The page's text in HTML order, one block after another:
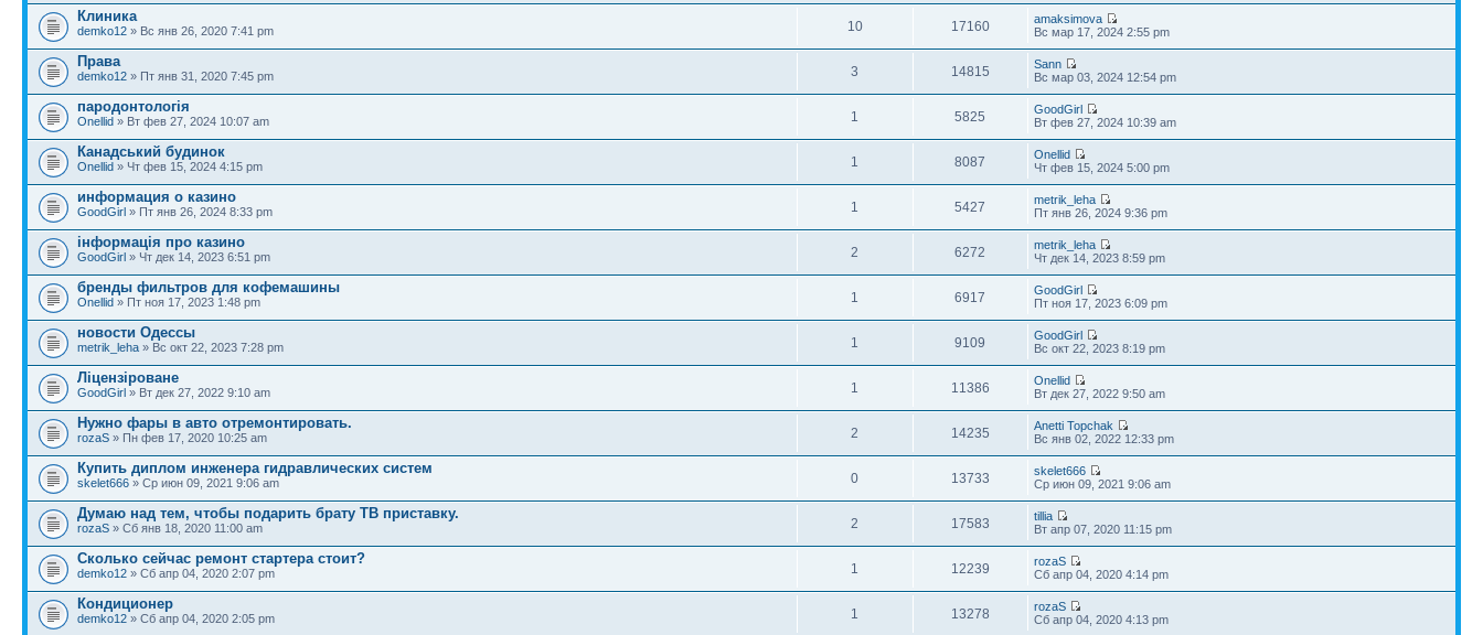
Клиника
demko12 » Вс янв 26, 2020 7:41 pm 10 17160
amaksimova
Вс мар 17, 2024 2:55 pm
Права
demko12 » Пт янв 31, 2020 7:45 pm 3 14815
Sann
Вс мар 03, 2024 12:54 pm
пародонтологія
Onellid » Вт фев 27, 2024 10:07 am 1 5825
GoodGirl
Вт фев 27, 2024 10:39 am
Канадський будинок
Onellid » Чт фев 15, 2024 4:15 pm 1 8087
Onellid
Чт фев 15, 2024 5:00 pm
информация о казино
GoodGirl » Пт янв 26, 2024 8:33 pm 1 5427
metrik_leha
Пт янв 26, 2024 9:36 pm
інформація про казино
GoodGirl » Чт дек 14, 2023 6:51 pm 2 6272
metrik_leha
Чт дек 14, 2023 8:59 pm
бренды фильтров для кофемашины
Onellid » Пт ноя 17, 2023 1:48 pm 1 6917
GoodGirl
Пт ноя 17, 2023 6:09 pm
новости Одессы
metrik_leha » Вс окт 22, 2023 7:28 pm 1 9109
GoodGirl
Вс окт 22, 2023 8:19 pm
Ліцензіроване
GoodGirl » Вт дек 27, 2022 9:10 am 1 11386
Onellid
Вт дек 27, 2022 9:50 am
Нужно фары в авто отремонтировать.
rozaS » Пн фев 17, 2020 10:25 am 2 14235
Anetti Topchak
Вс янв 02, 2022 12:33 pm
Купить диплом инженера гидравлических систем
skelet666 » Ср июн 09, 2021 9:06 am 0 13733
skelet666
Ср июн 09, 2021 9:06 am
Думаю над тем, чтобы подарить брату ТВ приставку.
rozaS » Сб янв 18, 2020 11:00 am 2 17583
tillia
Вт апр 07, 2020 11:15 pm
Сколько сейчас ремонт стартера стоит?
demko12 » Сб апр 04, 2020 2:07 pm 1 12239
rozaS
Сб апр 04, 2020 4:14 pm
Кондиционер
demko12 » Сб апр 04, 2020 2:05 pm 1 13278
rozaS
Сб апр 04, 2020 4:13 pm